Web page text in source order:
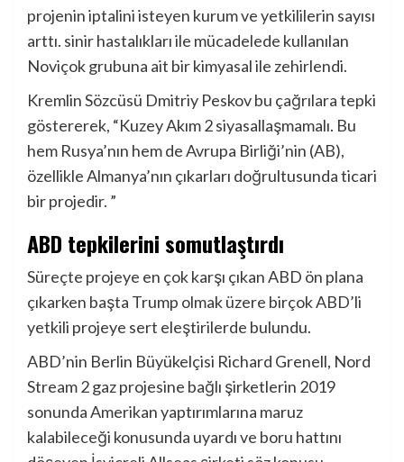
projenin iptalini isteyen kurum ve yetkililerin sayısı
arttı. sinir hastalıkları ile mücadelede kullanılan
Noviçok grubuna ait bir kimyasal ile zehirlendi.
Kremlin Sözcüsü Dmitriy Peskov bu çağrılara tepki
göstererek, “Kuzey Akım 2 siyasallaşmamalı. Bu
hem Rusya’nın hem de Avrupa Birliği’nin (AB),
özellikle Almanya’nın çıkarları doğrultusunda ticari
bir projedir. ”
ABD tepkilerini somutlaştırdı
Süreçte projeye en çok karşı çıkan ABD ön plana
çıkarken başta Trump olmak üzere birçok ABD’li
yetkili projeye sert eleştirilerde bulundu.
ABD’nin Berlin Büyükelçisi Richard Grenell, Nord
Stream 2 gaz projesine bağlı şirketlerin 2019
sonunda Amerikan yaptırımlarına maruz
kalabileceği konusunda uyardı ve boru hattını